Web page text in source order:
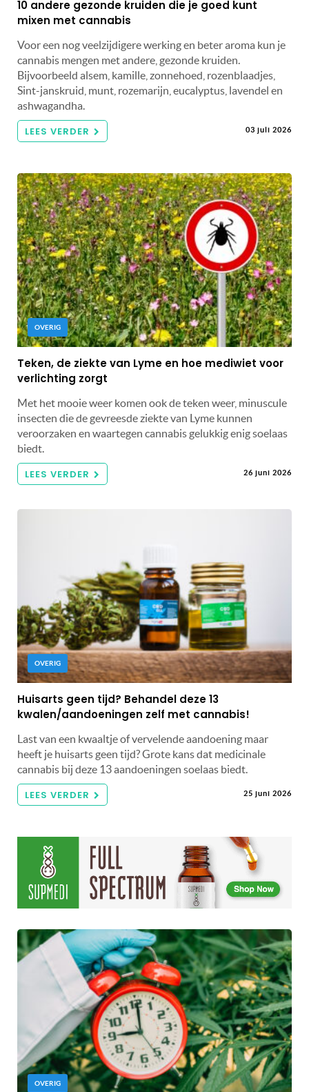
10 andere gezonde kruiden die je goed kunt
mixen met cannabis
Voor een nog veelzijdigere werking en beter aroma kun je
cannabis mengen met andere, gezonde kruiden.
Bijvoorbeeld alsem, kamille, zonnehoed, rozenblaadjes,
Sint-janskruid, munt, rozemarijn, eucalyptus, lavendel en
ashwagandha.
LEES VERDER 03 juli 2026
OVERIG
Teken, de ziekte van Lyme en hoe mediwiet voor
verlichting zorgt
Met het mooie weer komen ook de teken weer, minuscule
insecten die de gevreesde ziekte van Lyme kunnen
veroorzaken en waartegen cannabis gelukkig enig soelaas
biedt.
LEES VERDER 26 juni 2026
OVERIG
Huisarts geen tijd? Behandel deze 13
kwalen/aandoeningen zelf met cannabis!
Last van een kwaaltje of vervelende aandoening maar
heeft je huisarts geen tijd? Grote kans dat medicinale
cannabis bij deze 13 aandoeningen soelaas biedt.
LEES VERDER 25 juni 2026
OVERIG